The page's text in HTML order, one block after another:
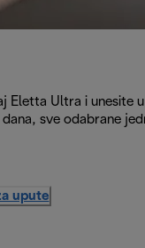
Eletta Ultra i
sve odabrane
upute